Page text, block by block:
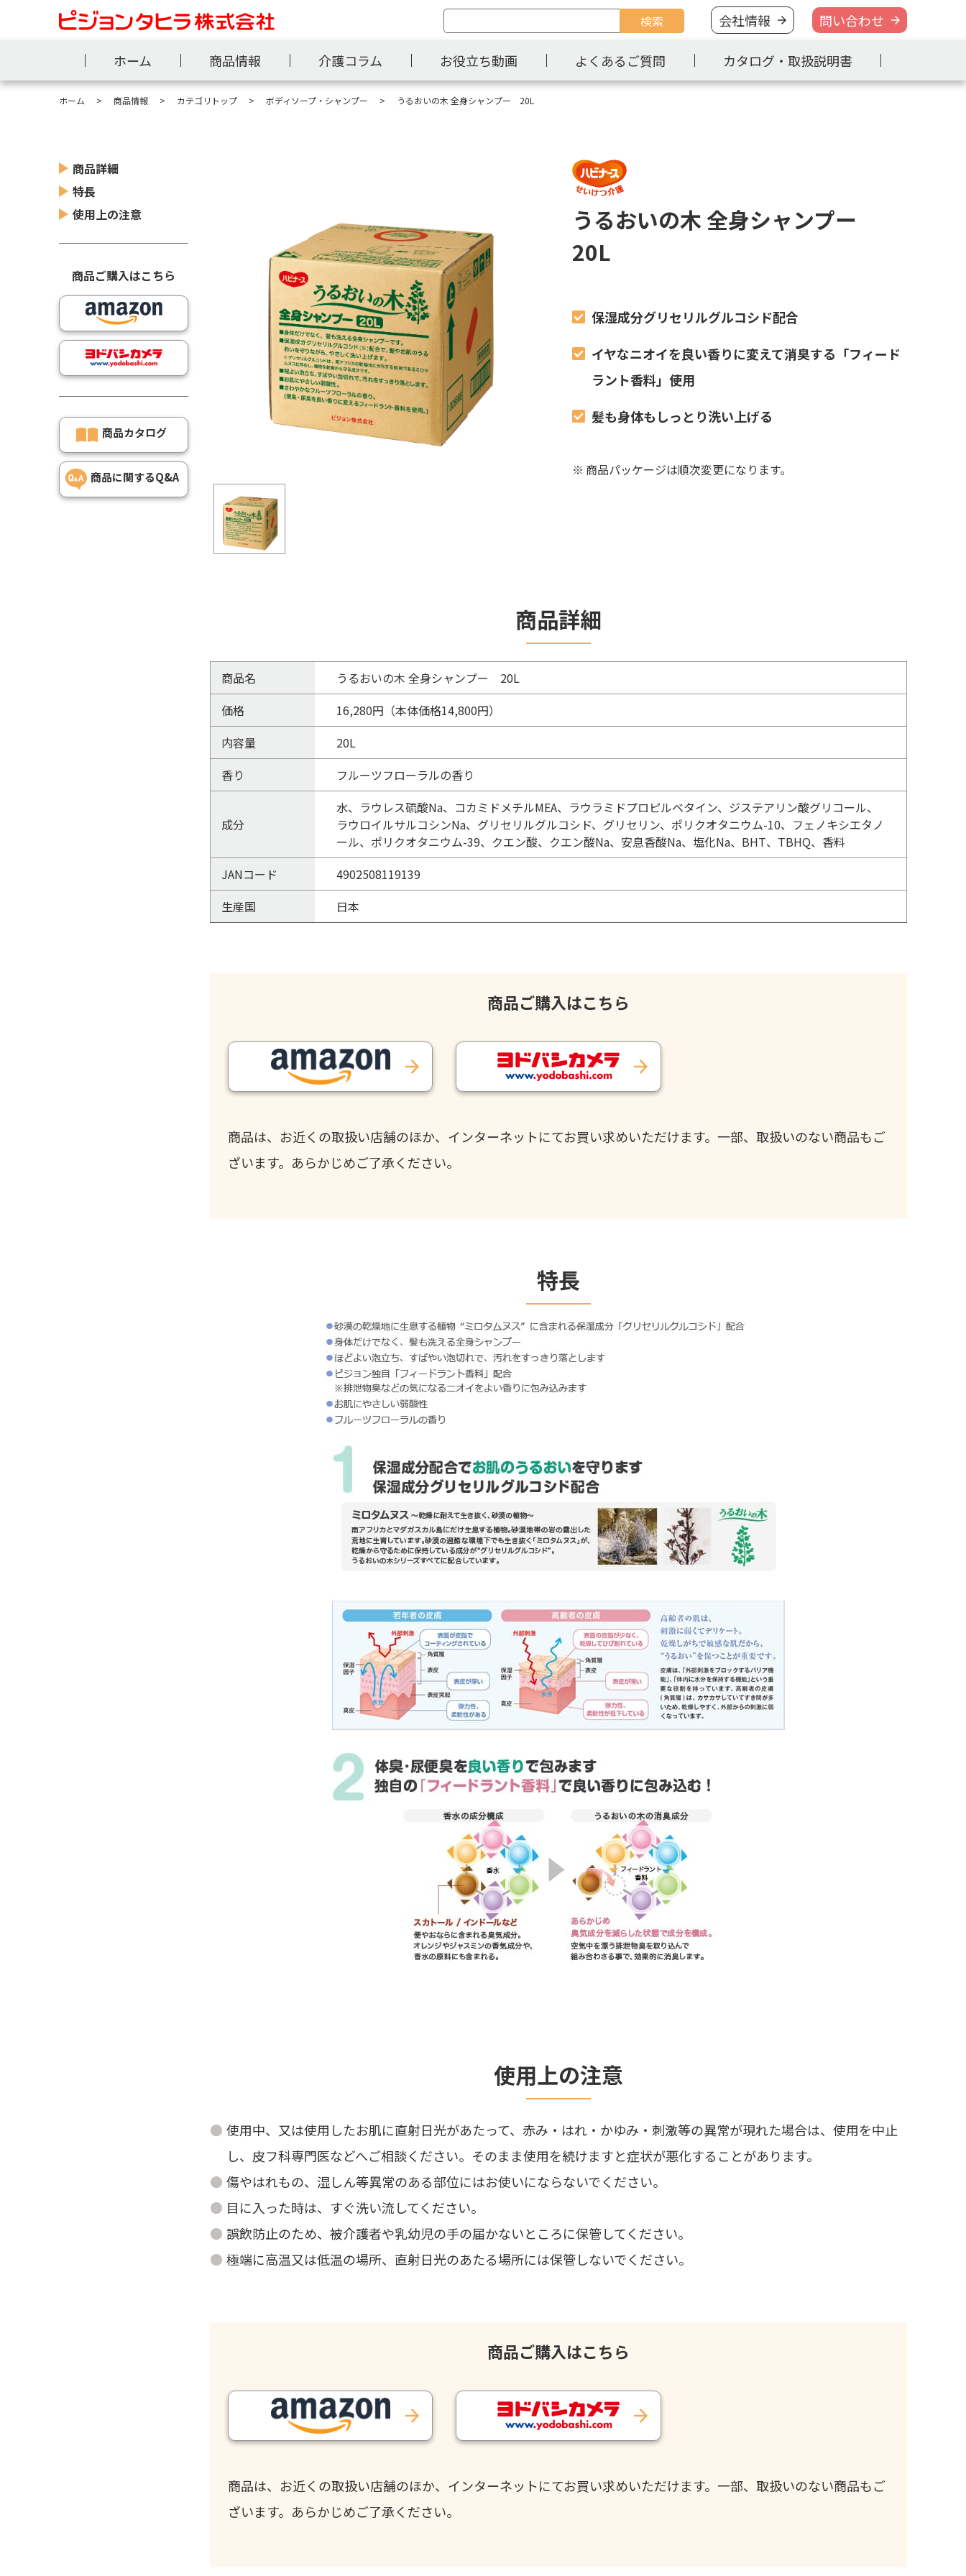
検索 会社情報 問い合わせ
ホーム 商品情報 介護コラム お役立ち動画 よくあるご質問 カタログ・取扱説明書
ホーム 商品情報 カテゴリトップ ボディソープ・シャンプー うるおいの木 全身シャンプー 20L
商品詳細
特長
使用上の注意
商品ご購入はこちら
商品カタログ
商品に関するQ&A
うるおいの木 全身シャンプー
20L
保湿成分グリセリルグルコシド配合
イヤなニオイを良い香りに変えて消臭する「フィード
ラント香料」使用
髪も身体もしっとり洗い上げる
※ 商品パッケージは順次変更になります。
商品詳細
商品名
うるおいの木 全身シャンプー 20L
価格
16,280円（本体価格14,800円）
内容量
20L
香り
フルーツフローラルの香り
成分
水、ラウレス硫酸Na、コカミドメチルMEA、ラウラミドプロピルベタイン、ジステアリン酸グリコール、
ラウロイルサルコシンNa、グリセリルグルコシド、グリセリン、ポリクオタニウム-10、フェノキシエタノ
ール、ポリクオタニウム-39、クエン酸、クエン酸Na、安息香酸Na、塩化Na、BHT、TBHQ、香料
JANコード
4902508119139
生産国
日本
商品ご購入はこちら
商品は、お近くの取扱い店舗のほか、インターネットにてお買い求めいただけます。一部、取扱いのない商品もご
ざいます。あらかじめご了承ください。
特長
使用上の注意
使用中、又は使用したお肌に直射日光があたって、赤み・はれ・かゆみ・刺激等の異常が現れた場合は、使用を中止
し、皮フ科専門医などへご相談ください。そのまま使用を続けますと症状が悪化することがあります。
傷やはれもの、湿しん等異常のある部位にはお使いにならないでください。
目に入った時は、すぐ洗い流してください。
誤飲防止のため、被介護者や乳幼児の手の届かないところに保管してください。
極端に高温又は低温の場所、直射日光のあたる場所には保管しないでください。
商品ご購入はこちら
商品は、お近くの取扱い店舗のほか、インターネットにてお買い求めいただけます。一部、取扱いのない商品もご
ざいます。あらかじめご了承ください。